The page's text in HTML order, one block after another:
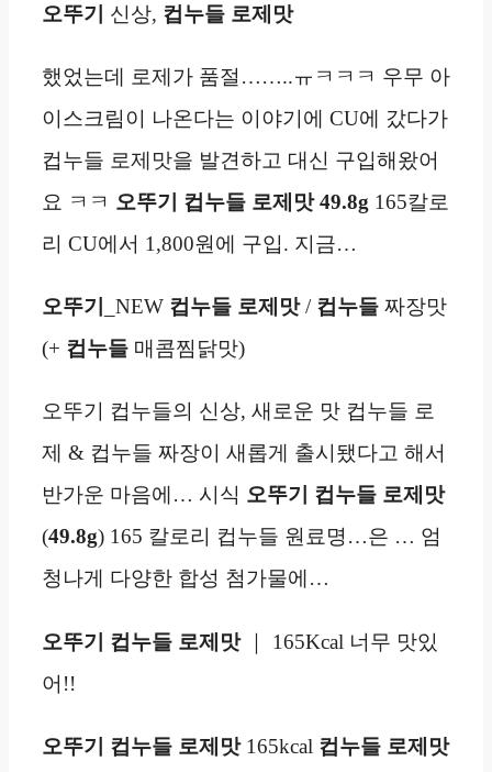
오뚜기 신상, 컵누들 로제맛
했었는데 로제가 품절……..ㅠㅋㅋㅋ 우무 아
이스크림이 나온다는 이야기에 CU에 갔다가
컵누들 로제맛을 발견하고 대신 구입해왔어
요 ㅋㅋ 오뚜기 컵누들 로제맛 49.8g 165칼로
리 CU에서 1,800원에 구입. 지금…
오뚜기 _NEW 컵누들 로제맛/ 컵누들 짜장맛
(+ 컵누들 매콤찜닭맛)
오뚜기 컵누들의 신상, 새로운 맛 컵누들 로
제 & 컵누들 짜장이 새롭게 출시됐다고 해서
반가운 마음에… 시식 오뚜기 컵누들 로제맛
(49.8g) 165 칼로리 컵누들 원료명…은 … 엄
청나게 다양한 합성 첨가물에…
오뚜기 컵누들 로제맛｜ 165Kcal 너무 맛있
어!!
오뚜기 컵누들 로제맛165kcal 컵누들 로제맛